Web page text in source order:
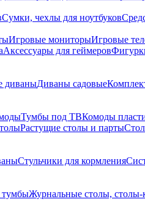
Сумки, чехлы для ноутбуков
Игровые мониторыИгровые
Аксессуары для геймеров
диваныДиваны садовые
Тумбы под ТВКомоды
Растущие столы и парты
Стульчики для кормления
Журнальные столы, столы-